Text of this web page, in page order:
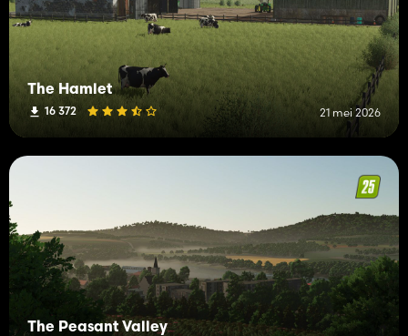
The Hamlet
16 372 21 mei 2026
The Peasant Valley